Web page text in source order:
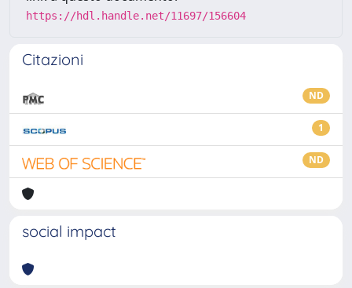
https://hdl.handle.net/11697/156604
Citazioni
ND
1
ND
social impact